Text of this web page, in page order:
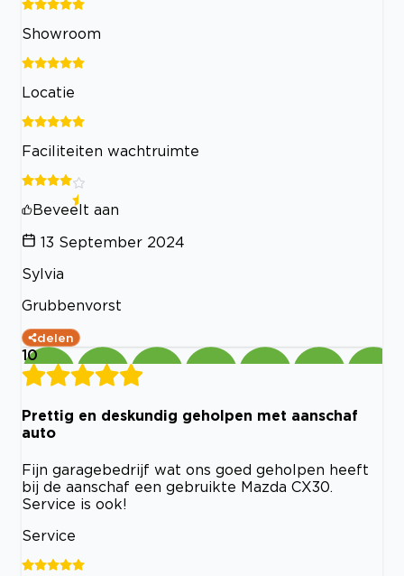
Showroom
Locatie
Faciliteiten wachtruimte
Beveelt aan
13 September 2024
Sylvia
Grubbenvorst
delen
10
Prettig en deskundig geholpen met aanschaf
auto
Fijn garagebedrijf wat ons goed geholpen heeft
bij de aanschaf een gebruikte Mazda CX30.
Service is ook!
Service